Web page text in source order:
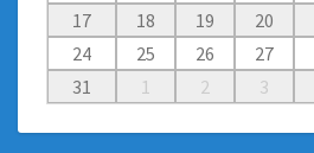
17
18 19 20
24
25 26 27
31
1 2 3